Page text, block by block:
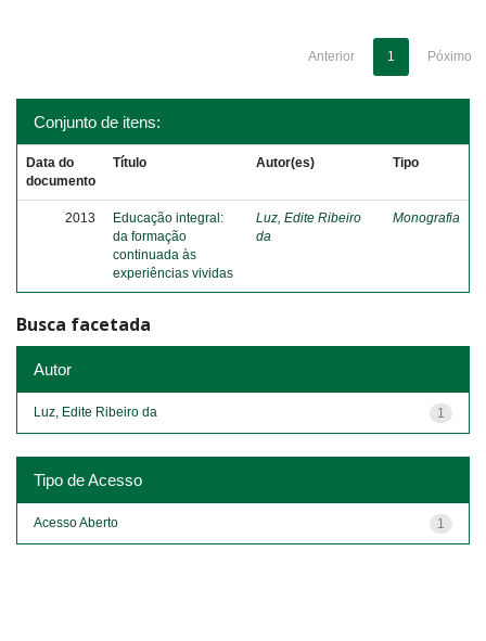
Anterior 1 Póximo
Conjunto de itens:
Data do
documento
Título Autor(es) Tipo
2013
Educação integral:
da formação
continuada às
experiências vividas
Luz, Edite Ribeiro
da
Monografia
Busca facetada
Autor
1
Luz, Edite Ribeiro da
Tipo de Acesso
1
Acesso Aberto